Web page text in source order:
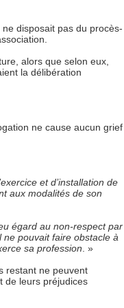
disposait pas du procès-
alors que selon eux,
la délibération
ne cause aucun grief
et d’installation de
aux modalités de son
égard au non-respect par
pouvait faire obstacle à
sa profession . »
restant ne peuvent
de leurs préjudices